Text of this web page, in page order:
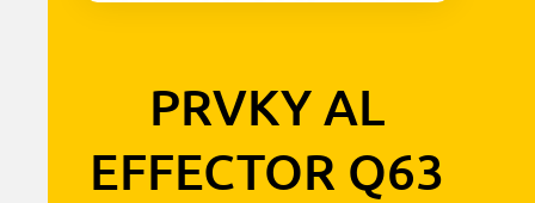
PRVKY AL
EFFECTOR Q63